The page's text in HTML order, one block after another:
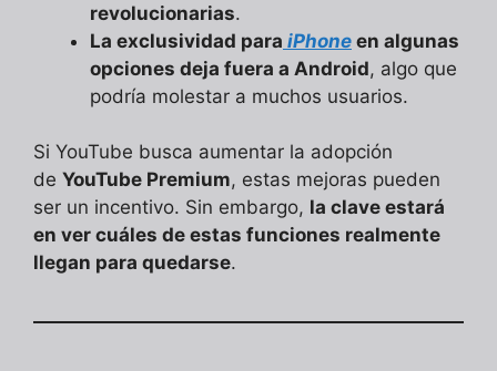
revolucionarias.
La exclusividad para iPhone en algunas
opciones deja fuera a Android, algo que
podría molestar a muchos usuarios.
Si YouTube busca aumentar la adopción
de YouTube Premium, estas mejoras pueden
ser un incentivo. Sin embargo, la clave estará
en ver cuáles de estas funciones realmente
llegan para quedarse.